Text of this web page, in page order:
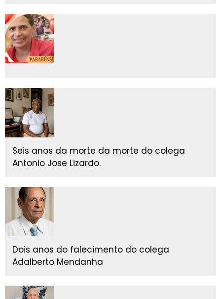
Seis anos da morte da morte do colega
Antonio Jose Lizardo.
Dois anos do falecimento do colega
Adalberto Mendanha